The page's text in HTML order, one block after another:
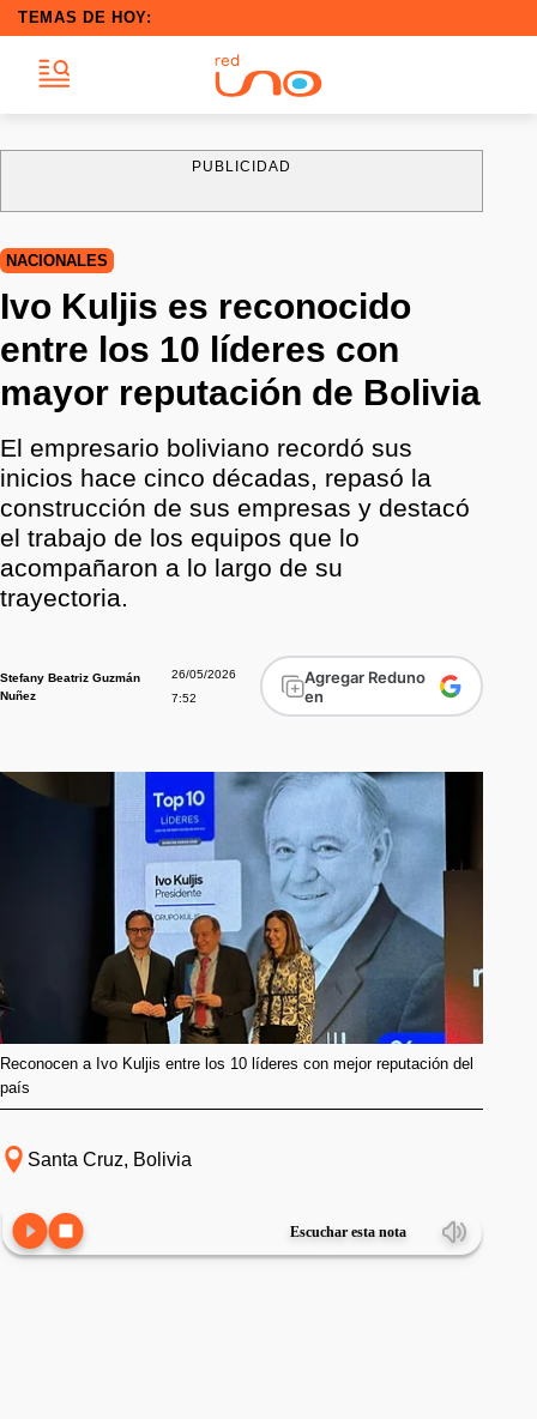
TEMAS DE HOY:
PUBLICIDAD
NACIONALES
Ivo Kuljis es reconocido
entre los 10 líderes con
mayor reputación de Bolivia
El empresario boliviano recordó sus
inicios hace cinco décadas, repasó la
construcción de sus empresas y destacó
el trabajo de los equipos que lo
acompañaron a lo largo de su
trayectoria.
Stefany Beatriz Guzmán
Nuñez
26/05/2026
7:52
Agregar Reduno
en
Reconocen a Ivo Kuljis entre los 10 líderes con mejor reputación del
país
Santa Cruz, Bolivia
Escuchar esta nota